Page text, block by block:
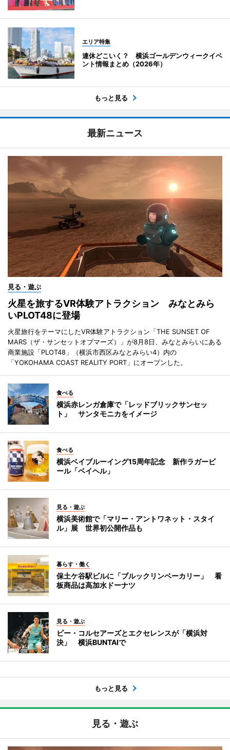
エリア特集
連休どこいく？ 横浜ゴールデンウィークイベ
ント情報まとめ（2026年）
もっと見る
最新ニュース
見る・遊ぶ
火星を旅するVR体験アトラクション みなとみら
いPLOT48に登場
火星旅行をテーマにしたVR体験アトラクション「THE SUNSET OF
MARS（ザ・サンセットオブマーズ）」が8月8日、みなとみらいにある
商業施設「PLOT48」（横浜市西区みなとみらい4）内の
「YOKOHAMA COAST REALITY PORT」にオープンした。
食べる
横浜赤レンガ倉庫で「レッドブリックサンセッ
ト」 サンタモニカをイメージ
食べる
横浜ベイブルーイング15周年記念 新作ラガービ
ール「ベイヘル」
見る・遊ぶ
横浜美術館で「マリー・アントワネット・スタイ
ル」展 世界初公開作品も
暮らす・働く
保土ケ谷駅ビルに「ブルックリンベーカリー」 看
板商品は高加水ドーナツ
見る・遊ぶ
ビー・コルセアーズとエクセレンスが「横浜対
決」 横浜BUNTAIで
もっと見る
見る・遊ぶ